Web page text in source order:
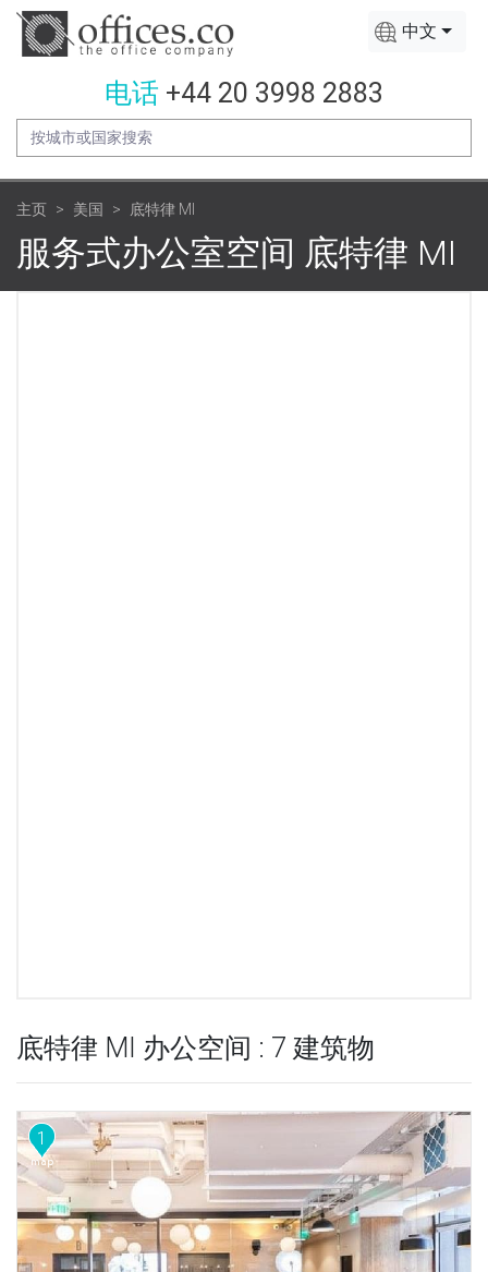
中文
电话 +44 20 3998 2883
主页 美国 底特律 MI
服务式办公室空间 底特律 MI
底特律 MI 办公空间 : 7 建筑物
1